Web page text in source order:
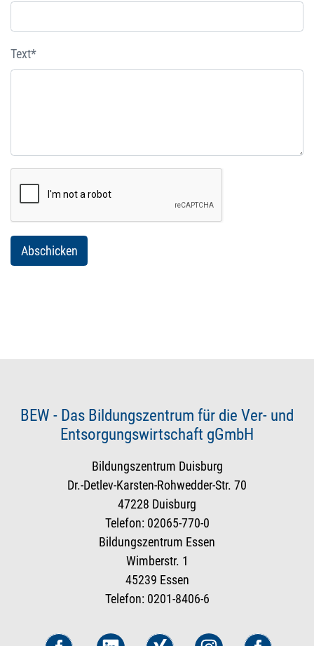
Text*
BEW - Das Bildungszentrum für die Ver- und
Entsorgungswirtschaft gGmbH
Bildungszentrum Duisburg
Dr.-Detlev-Karsten-Rohwedder-Str. 70
47228 Duisburg
Telefon: 02065-770-0
Bildungszentrum Essen
Wimberstr. 1
45239 Essen
Telefon: 0201-8406-6